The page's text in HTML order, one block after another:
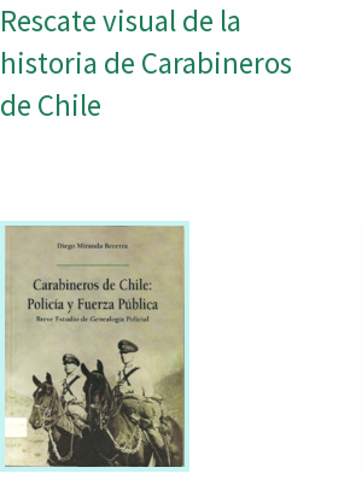
Rescate visual de la
historia de Carabineros
de Chile